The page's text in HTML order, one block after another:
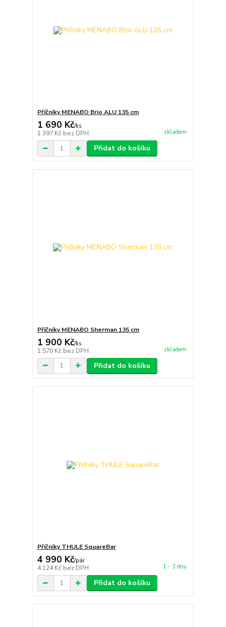
Příčníky MENABO Brio ALU 135 cm
1 690 Kč/ks
1 397 Kč bez DPH skladem
Přidat do košíku
Příčníky MENABO Sherman 135 cm
1 900 Kč/ks
1 570 Kč bez DPH skladem
Přidat do košíku
Příčníky THULE SquareBar
4 990 Kč/pár
4 124 Kč bez DPH 1 - 3 dny
Přidat do košíku